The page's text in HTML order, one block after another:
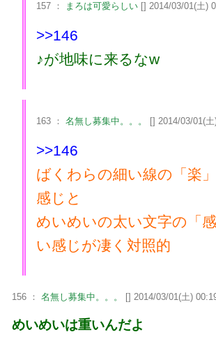
157 ： まろは可愛らしい [] 2014/03/01(土)
>>146
♪が地味に来るなw
163 ： 名無し募集中。。。 [] 2014/03/01(
>>146
ばくわらの細い線の「楽
感じと
めいめいの太い文字の「
い感じが凄く対照的
156 ： 名無し募集中。。。 [] 2014/03/01(土)
めいめいは重いんだよ